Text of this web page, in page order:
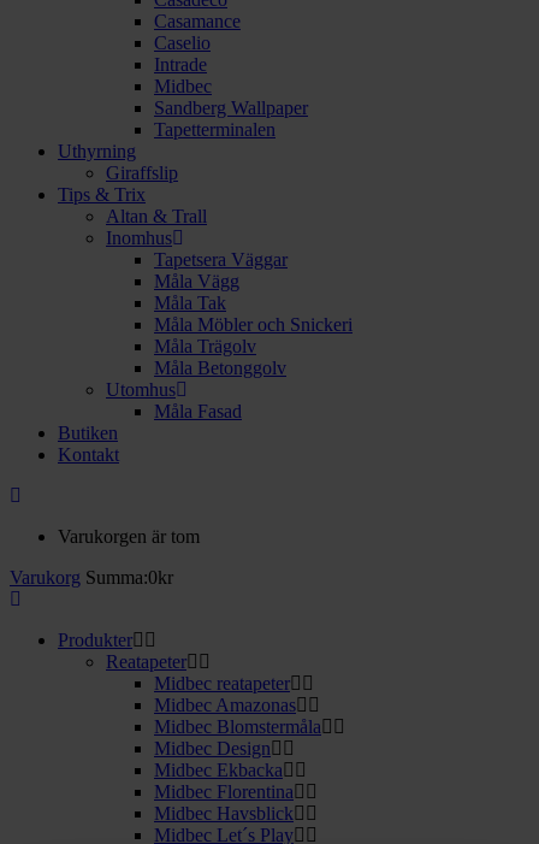
Casamance
Caselio
Intrade
Midbec
Sandberg Wallpaper
Tapetterminalen
Uthyrning
Giraffslip
Tips & Trix
Altan & Trall
Inomhus
Tapetsera Väggar
Måla Vägg
Måla Tak
Måla Möbler och Snickeri
Måla Trägolv
Måla Betonggolv
Utomhus
Måla Fasad
Butiken
Kontakt
Varukorgen är tom
Varukorg Summa:0kr
Produkter
Reatapeter
Midbec reatapeter
Midbec Amazonas
Midbec Blomstermåla
Midbec Design
Midbec Ekbacka
Midbec Florentina
Midbec Havsblick
Midbec Let´s Play